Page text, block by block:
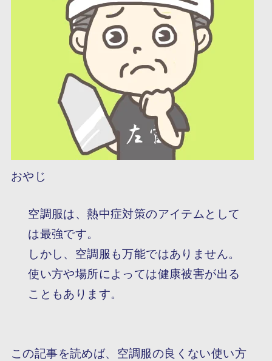
おやじ
空調服は、熱中症対策のアイテムとして
は最強です。
しかし、空調服も万能ではありません。
使い方や場所によっては健康被害が出る
こともあります。
この記事を読めば、空調服の良くない使い方